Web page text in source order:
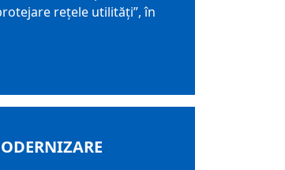
rețele utilități”, în